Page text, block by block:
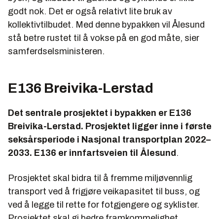
godt nok. Det er også relativt lite bruk av
kollektivtilbudet. Med denne bypakken vil Ålesund
stå betre rustet til å vokse på en god måte, sier
samferdselsministeren.
E136 Breivika-Lerstad
Det sentrale prosjektet i bypakken er E136
Breivika-Lerstad. Prosjektet ligger inne i første
seksårsperiode i Nasjonal transportplan 2022–
2033. E136 er innfartsveien til Ålesund .
Prosjektet skal bidra til å fremme miljøvennlig
transport ved å frigjøre veikapasitet til buss, og
ved å legge til rette for fotgjengere og syklister.